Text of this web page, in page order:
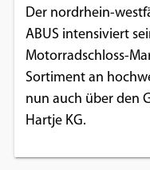
Der nordrhein-
ABUS intensiviert
Motorradschloss-
Sortiment an
nun auch über den
Hartje KG.